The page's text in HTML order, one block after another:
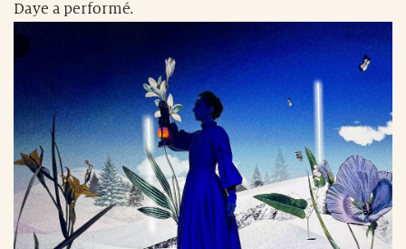
Daye a performé.